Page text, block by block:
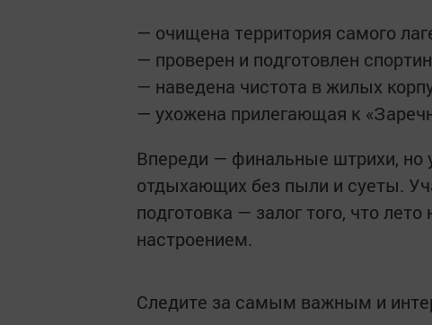
— очищена территория самого
— проверен и подготовлен
— наведена чистота в жилых
— ухожена прилегающая к
Впереди — финальные штрихи, но
отдыхающих без пыли и суеты.
подготовка — залог того, что
настроением.
Следите за самым важным и